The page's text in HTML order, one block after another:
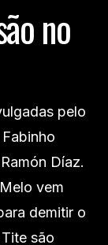
no
pelo
Díaz.
vem
demitir o
são